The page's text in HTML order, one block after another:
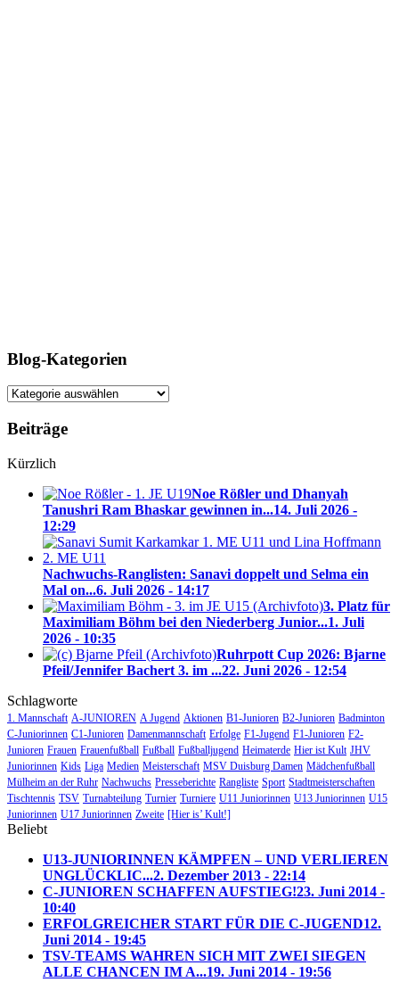
Blog-Kategorien
Blog-
Beiträge
Kürzlich
Noe Rößler und Dhanyah
Tanushri Ram Bhaskar gewinnen in...14. Juli 2026 -
12:29
Nachwuchs-Ranglisten: Sanavi doppelt und Selma ein
Mal on...6. Juli 2026 - 14:17
3. Platz für
Maximiliam Böhm bei den Niederberg Junior...1. Juli
2026 - 10:35
Ruhrpott Cup 2026: Bjarne
Pfeil/Jennifer Bachert 3. im ...22. Juni 2026 - 12:54
Schlagworte
1. Mannschaft A-JUNIOREN A Jugend Aktionen B1-Junioren B2-Junioren Badminton
C-Juniorinnen C1-Junioren Damenmannschaft Erfolge F1-Jugend F1-Junioren F2-
Junioren Frauen Frauenfußball Fußball Fußballjugend Heimaterde Hier ist Kult JHV
Juniorinnen Kids Liga Medien Meisterschaft MSV Duisburg Damen Mädchenfußball
Mülheim an der Ruhr Nachwuchs Presseberichte Rangliste Sport Stadtmeisterschaften
Tischtennis TSV Turnabteilung Turnier Turniere U11 Juniorinnen U13 Juniorinnen U15
Juniorinnen U17 Juniorinnen Zweite [Hier is’ Kult!]
Beliebt
U13-JUNIORINNEN KÄMPFEN – UND VERLIEREN
UNGLÜCKLIC...2. Dezember 2013 - 22:14
C-JUNIOREN SCHAFFEN AUFSTIEG!23. Juni 2014 -
10:40
ERFOLGREICHER START FÜR DIE C-JUGEND12.
Juni 2014 - 19:45
TSV-TEAMS WAHREN SICH MIT ZWEI SIEGEN
ALLE CHANCEN IM A...19. Juni 2014 - 19:56